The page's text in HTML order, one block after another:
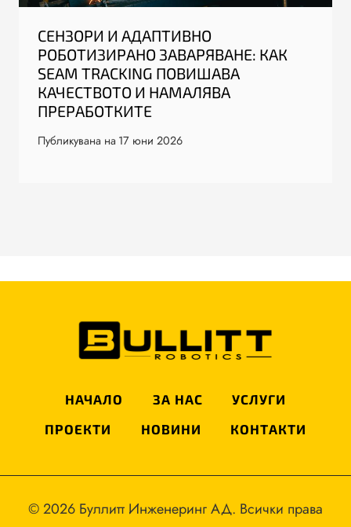
СЕНЗОРИ И АДАПТИВНО
РОБОТИЗИРАНО ЗАВАРЯВАНЕ: КАК
SEAM TRACKING ПОВИШАВА
КАЧЕСТВОТО И НАМАЛЯВА
ПРЕРАБОТКИТЕ
Публикувана на 17 юни 2026
НАЧАЛО ЗА НАС
УСЛУГИ
ПРОЕКТИ
НОВИНИ КОНТАКТИ
© 2026 Буллитт Инженеринг АД. Всички права